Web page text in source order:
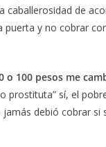
caballerosidad de
puerta y no cobrar
o 100 pesos me
prostituta” sí, el
debió cobrar si